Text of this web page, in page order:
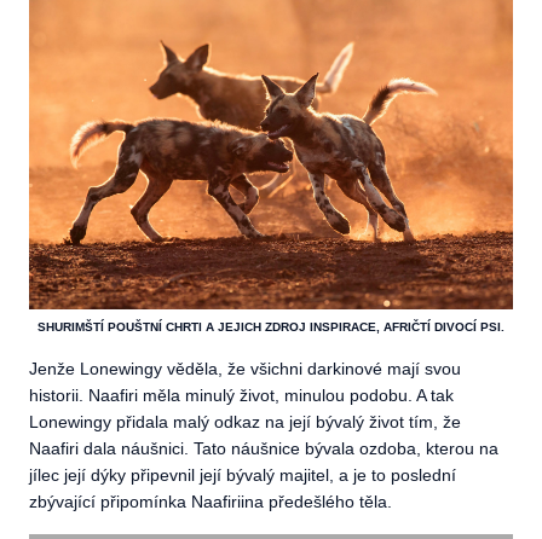
SHURIMŠTÍ POUŠTNÍ CHRTI A JEJICH ZDROJ INSPIRACE, AFRIČTÍ DIVOCÍ PSI.
Jenže Lonewingy věděla, že všichni darkinové mají svou
historii. Naafiri měla minulý život, minulou podobu. A tak
Lonewingy přidala malý odkaz na její bývalý život tím, že
Naafiri dala náušnici. Tato náušnice bývala ozdoba, kterou na
jílec její dýky připevnil její bývalý majitel, a je to poslední
zbývající připomínka Naafiriina předešlého těla.